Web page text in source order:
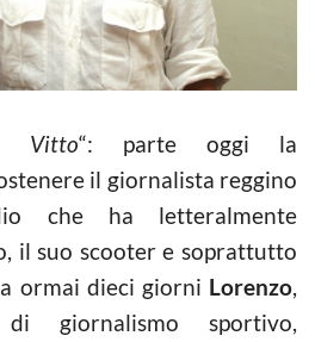
Vitto“: parte oggi la
il giornalista reggino
che ha letteralmente
il suo scooter e soprattutto
ormai dieci giorni Lorenzo,
giornalismo sportivo,